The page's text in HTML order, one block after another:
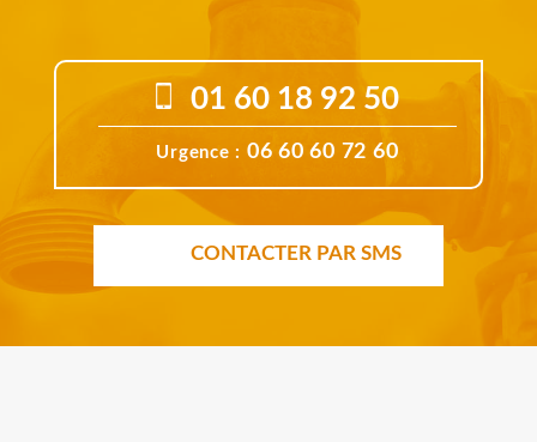
01 60 18 92 50
Urgence : 06 60 60 72 60
CONTACTER PAR SMS